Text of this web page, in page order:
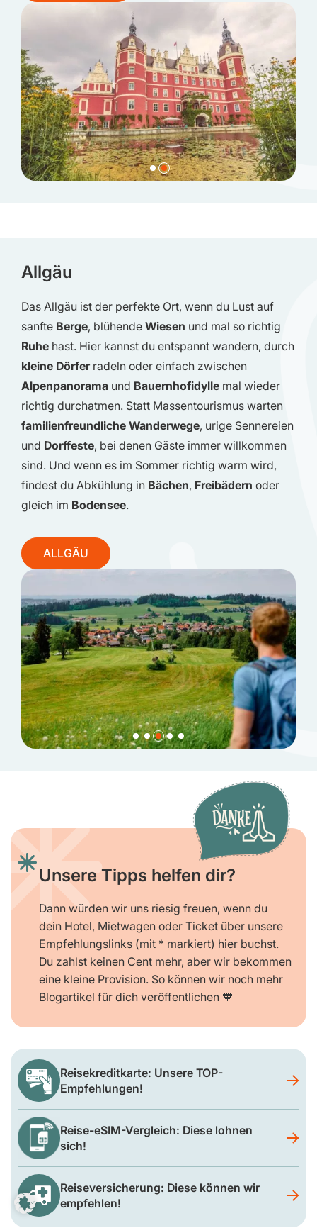
Allgäu
Das Allgäu ist der perfekte Ort, wenn du Lust auf
sanfte Berge, blühende Wiesen und mal so richtig
Ruhe hast. Hier kannst du entspannt wandern, durch
kleine Dörferradeln oder einfach zwischen
Alpenpanorama und Bauernhofidylle mal wieder
richtig durchatmen. Statt Massentourismus warten
familienfreundliche Wanderwege, urige Sennereien
und Dorffeste, bei denen Gäste immer willkommen
sind. Und wenn es im Sommer richtig warm wird,
findest du Abkühlung in Bächen, Freibädern oder
gleich im Bodensee.
ALLGÄU
Unsere Tipps helfen dir?
Dann würden wir uns riesig freuen, wenn du
dein Hotel, Mietwagen oder Ticket über unsere
Empfehlungslinks (mit * markiert) hier buchst.
Du zahlst keinen Cent mehr, aber wir bekommen
eine kleine Provision. So können wir noch mehr
Blogartikel für dich veröffentlichen 🧡
Reisekreditkarte: Unsere TOP-
Empfehlungen!
Reise-eSIM-Vergleich: Diese lohnen
sich!
Reiseversicherung: Diese können wir
empfehlen!